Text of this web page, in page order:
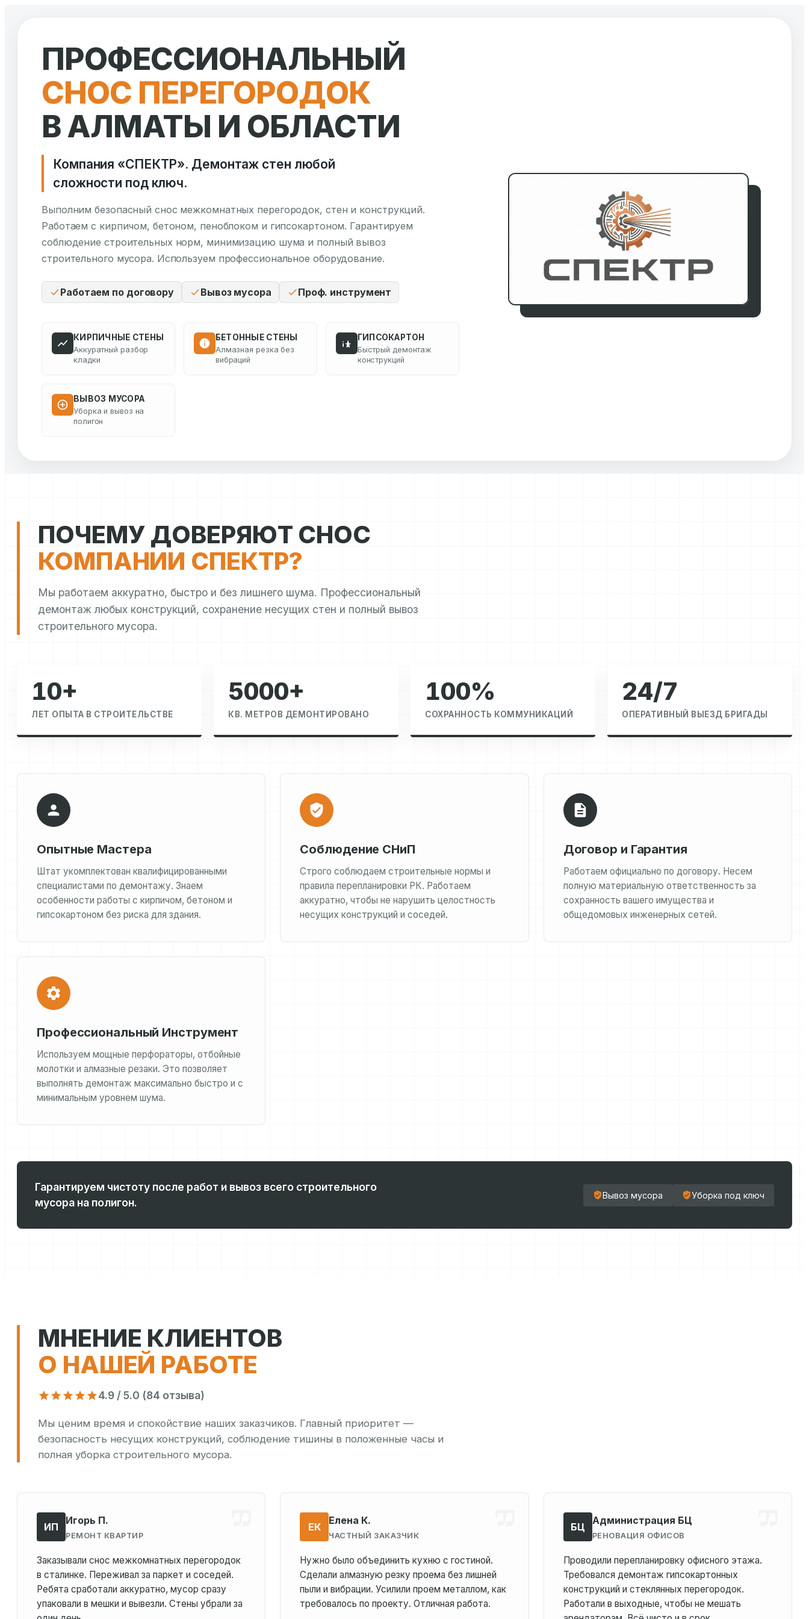
содержимому
ПРОФЕССИОНАЛЬНЫЙ
СНОС ПЕРЕГОРОДОК
В АЛМАТЫ И ОБЛАСТИ
Компания «СПЕКТР». Демонтаж стен любой
сложности под ключ.
Выполним безопасный снос межкомнатных перегородок, стен и конструкций.
Работаем с кирпичом, бетоном, пеноблоком и гипсокартоном. Гарантируем
соблюдение строительных норм, минимизацию шума и полный вывоз
строительного мусора. Используем профессиональное оборудование.
Работаем по договору Вывоз мусора Проф. инструмент
КИРПИЧНЫЕ СТЕНЫ
Аккуратный разбор
кладки
БЕТОННЫЕ СТЕНЫ
Алмазная резка без
вибраций
ГИПСОКАРТОН
Быстрый демонтаж
конструкций
ВЫВОЗ МУСОРА
Уборка и вывоз на
полигон
ПОЧЕМУ ДОВЕРЯЮТ СНОС
КОМПАНИИ СПЕКТР?
Мы работаем аккуратно, быстро и без лишнего шума. Профессиональный
демонтаж любых конструкций, сохранение несущих стен и полный вывоз
строительного мусора.
10+
ЛЕТ ОПЫТА В СТРОИТЕЛЬСТВЕ
5000+
КВ. МЕТРОВ ДЕМОНТИРОВАНО
100%
СОХРАННОСТЬ КОММУНИКАЦИЙ
24/7
ОПЕРАТИВНЫЙ ВЫЕЗД БРИГАДЫ
Опытные Мастера
Штат укомплектован квалифицированными
специалистами по демонтажу. Знаем
особенности работы с кирпичом, бетоном и
гипсокартоном без риска для здания.
Соблюдение СНиП
Строго соблюдаем строительные нормы и
правила перепланировки РК. Работаем
аккуратно, чтобы не нарушить целостность
несущих конструкций и соседей.
Договор и Гарантия
Работаем официально по договору. Несем
полную материальную ответственность за
сохранность вашего имущества и
общедомовых инженерных сетей.
Профессиональный Инструмент
Используем мощные перфораторы, отбойные
молотки и алмазные резаки. Это позволяет
выполнять демонтаж максимально быстро и с
минимальным уровнем шума.
Гарантируем чистоту после работ и вывоз всего строительного
мусора на полигон.
Вывоз мусора Уборка под ключ
МНЕНИЕ КЛИЕНТОВ
О НАШЕЙ РАБОТЕ
4.9 / 5.0 (84 отзыва)
Мы ценим время и спокойствие наших заказчиков. Главный приоритет —
безопасность несущих конструкций, соблюдение тишины в положенные часы и
полная уборка строительного мусора.
ИП
Игорь П.
РЕМОНТ КВАРТИР
Заказывали снос межкомнатных перегородок
в сталинке. Переживал за паркет и соседей.
Ребята сработали аккуратно, мусор сразу
упаковали в мешки и вывезли. Стены убрали за
ЕК
Елена К.
ЧАСТНЫЙ ЗАКАЗЧИК
Нужно было объединить кухню с гостиной.
Сделали алмазную резку проема без лишней
пыли и вибрации. Усилили проем металлом, как
требовалось по проекту. Отличная работа.
БЦ
Администрация БЦ
РЕНОВАЦИЯ ОФИСОВ
Проводили перепланировку офисного этажа.
Требовался демонтаж гипсокартонных
конструкций и стеклянных перегородок.
Работали в выходные, чтобы не мешать